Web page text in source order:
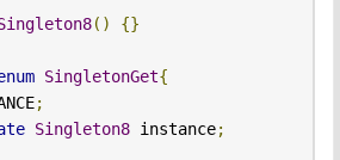
() {}
SingletonGet{
;
Singleton8 instance;